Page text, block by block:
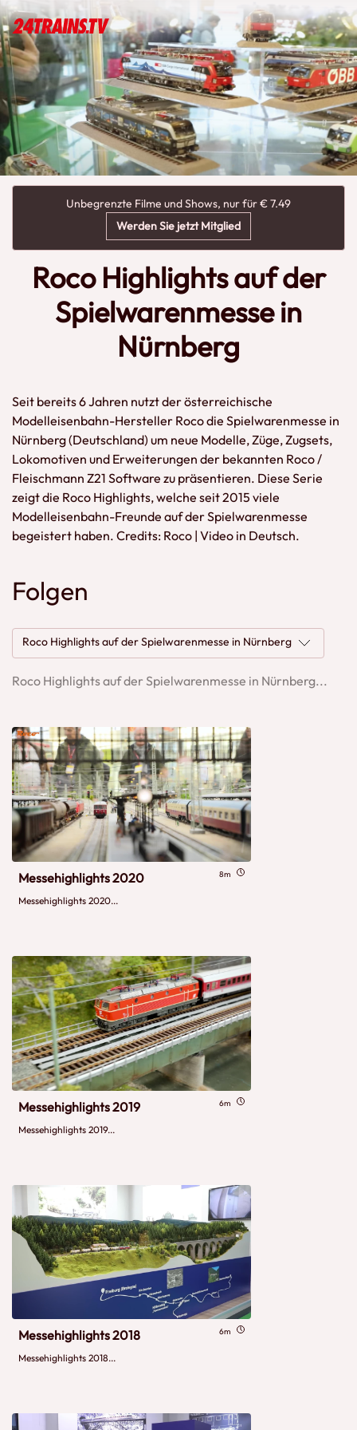
Unbegrenzte Filme und Shows, nur für € 7.49
Werden Sie jetzt Mitglied
Folgen
Roco Highlights auf der Spielwarenmesse in Nürnberg
Roco Highlights auf der Spielwarenmesse in Nürnberg...
Messehighlights 2020 8m
Messehighlights 2020...
Messehighlights 2019 6m
Messehighlights 2019...
Messehighlights 2018 6m
Messehighlights 2018...
Roco Highlights auf der
Spielwarenmesse in
Nürnberg
Seit bereits 6 Jahren nutzt der österreichische
Modelleisenbahn-Hersteller Roco die Spielwarenmesse in
Nürnberg (Deutschland) um neue Modelle, Züge, Zugsets,
Lokomotiven und Erweiterungen der bekannten Roco /
Fleischmann Z21 Software zu präsentieren. Diese Serie
zeigt die Roco Highlights, welche seit 2015 viele
Modelleisenbahn-Freunde auf der Spielwarenmesse
begeistert haben. Credits: Roco | Video in Deutsch.